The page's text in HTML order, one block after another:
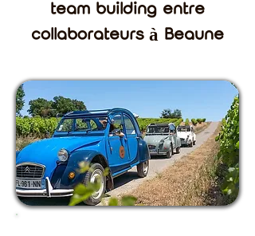
team building entre
collaborateurs à Beaune